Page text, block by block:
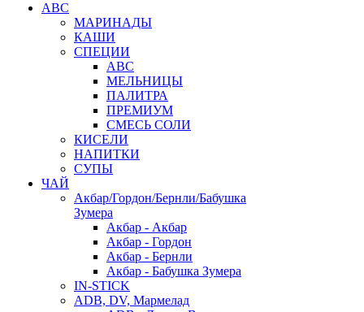
АВС
МАРИНАДЫ
КАШИ
СПЕЦИИ
АВС
МЕЛЬНИЦЫ
ПАЛИТРА
ПРЕМИУМ
СМЕСЬ СОЛИ
КИСЕЛИ
НАПИТКИ
СУПЫ
ЧАЙ
Акбар/Гордон/Бернли/Бабушка
Зумера
Акбар - Акбар
Акбар - Гордон
Акбар - Бернли
Акбар - Бабушка Зумера
IN-STICK
ADB, DV, Мармелад